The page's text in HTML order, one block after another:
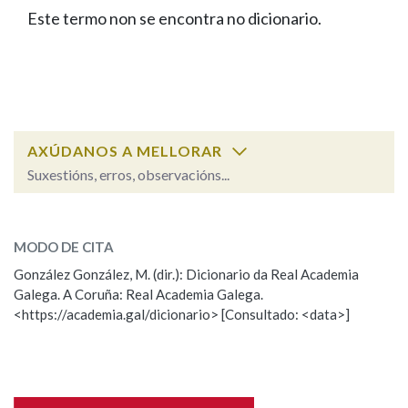
FIGURAS HOMENAXEADAS
PORTAL DAS PALABRAS
Facebook
TwitterYoutubeInstagram
Bluesky
BUSCAR NOS LEMAS
Remata por
BUSCAR NO CONTIDO
Nas definicións
Este termo non se encontra no dicionario.
AXÚDANOS A MELLORAR
Suxestións, erros, observacións...
Observación
Nome
MODO DE CITA
González González, M. (dir.): Dicionario da Real Academia
Galega. A Coruña: Real Academia Galega.
<https://academia.gal/dicionario> [Consultado: <data>]